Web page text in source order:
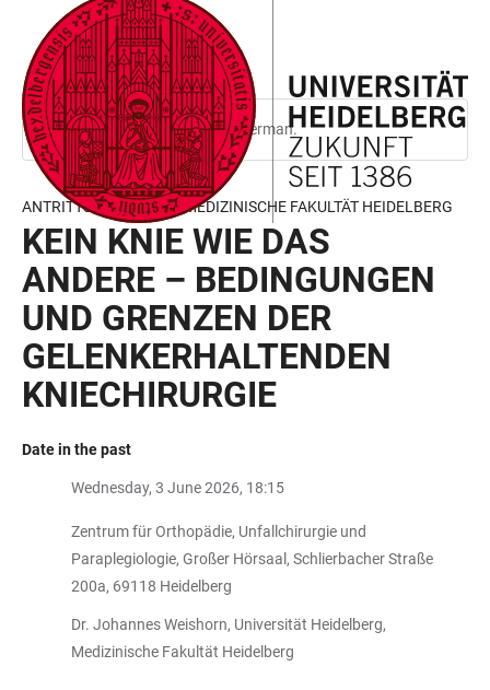
ACCESSIBILITY
LINKS
JUMP
TO
MAIN
CONTENT
OPEN
MAIN
NAVIGATION
OPEN
SEARCH
FORM
This page is only available in German.
ANTRITTSVORLESUNG MEDIZINISCHE FAKULTÄT HEIDELBERG
KEIN KNIE WIE DAS
ANDERE – BEDINGUNGEN
UND GRENZEN DER
GELENKERHALTENDEN
KNIECHIRURGIE
Date in the past
Wednesday, 3 June 2026, 18:15
Zentrum für Orthopädie, Unfallchirurgie und
Paraplegiologie, Großer Hörsaal, Schlierbacher Straße
200a, 69118 Heidelberg
Dr. Johannes Weishorn, Universität Heidelberg,
Medizinische Fakultät Heidelberg